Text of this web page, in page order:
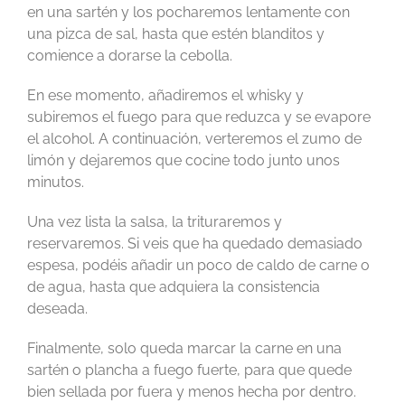
en una sartén y los pocharemos lentamente con
una pizca de sal, hasta que estén blanditos y
comience a dorarse la cebolla.
En ese momento, añadiremos el whisky y
subiremos el fuego para que reduzca y se evapore
el alcohol. A continuación, verteremos el zumo de
limón y dejaremos que cocine todo junto unos
minutos.
Una vez lista la salsa, la trituraremos y
reservaremos. Si veis que ha quedado demasiado
espesa, podéis añadir un poco de caldo de carne o
de agua, hasta que adquiera la consistencia
deseada.
Finalmente, solo queda marcar la carne en una
sartén o plancha a fuego fuerte, para que quede
bien sellada por fuera y menos hecha por dentro.